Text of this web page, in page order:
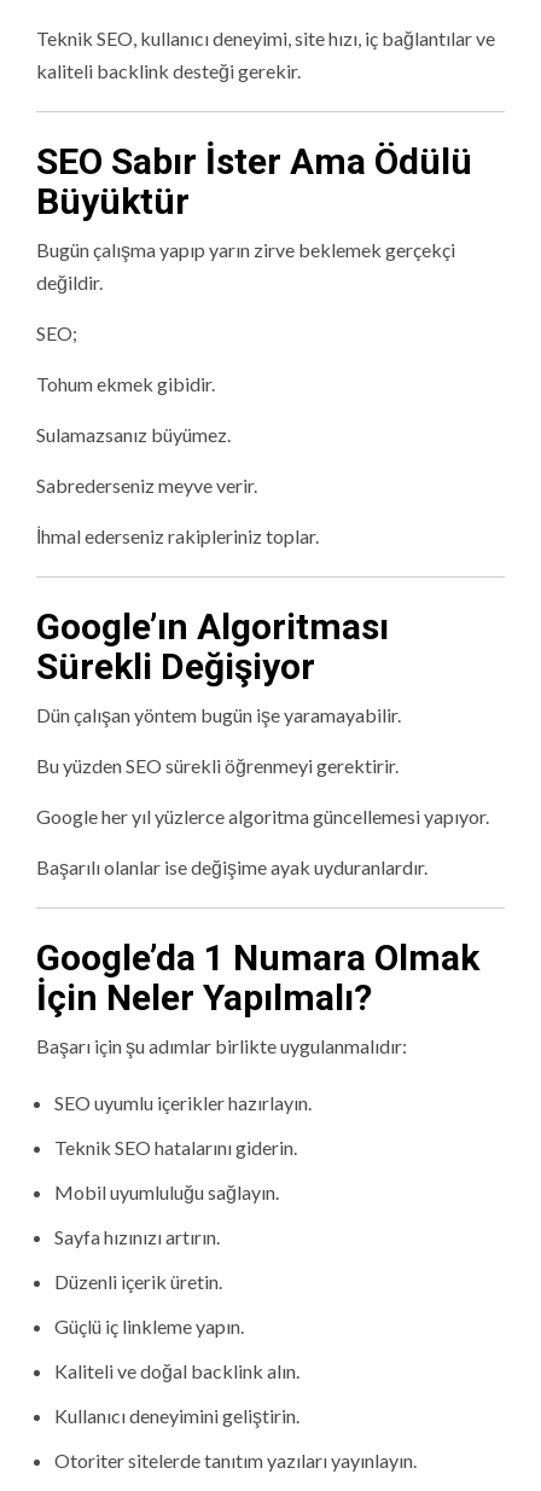
Teknik SEO, kullanıcı deneyimi, site hızı, iç bağlantılar ve
kaliteli backlink desteği gerekir.
SEO Sabır İster Ama Ödülü
Büyüktür
Bugün çalışma yapıp yarın zirve beklemek gerçekçi
değildir.
SEO;
Tohum ekmek gibidir.
Sulamazsanız büyümez.
Sabrederseniz meyve verir.
İhmal ederseniz rakipleriniz toplar.
Google’ın Algoritması
Sürekli Değişiyor
Dün çalışan yöntem bugün işe yaramayabilir.
Bu yüzden SEO sürekli öğrenmeyi gerektirir.
Google her yıl yüzlerce algoritma güncellemesi yapıyor.
Başarılı olanlar ise değişime ayak uyduranlardır.
Google’da 1 Numara Olmak
İçin Neler Yapılmalı?
Başarı için şu adımlar birlikte uygulanmalıdır:
SEO uyumlu içerikler hazırlayın.
Teknik SEO hatalarını giderin.
Mobil uyumluluğu sağlayın.
Sayfa hızınızı artırın.
Düzenli içerik üretin.
Güçlü iç linkleme yapın.
Kaliteli ve doğal backlink alın.
Kullanıcı deneyimini geliştirin.
Otoriter sitelerde tanıtım yazıları yayınlayın.